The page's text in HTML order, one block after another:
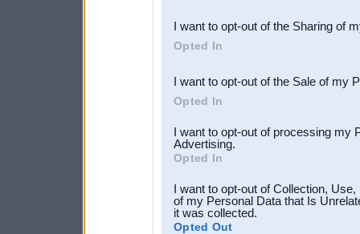
Downstream Participants
third parties.
I want to opt-out of the Sharing of
Opted In
I want to opt-out of the Sale of my
Opted In
I want to opt-out of processing my
Advertising.
Opted In
I want to opt-out of Collection,
of my Personal Data that Is
it was collected.
Opted Out